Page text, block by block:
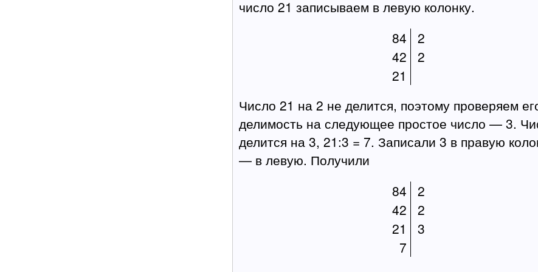
число 21 записываем в левую колонку.
84
42
21
2
2
Число 21 на 2 не делится, поэтому проверяем
делимость на следующее простое число — 3.
делится на 3, 21:3 = 7. Записали 3 в правую
— в левую. Получили
84
42
21
7
2
2
3